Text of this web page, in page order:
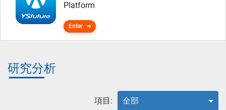
Platform
Enter
研究分析
項目: 全部